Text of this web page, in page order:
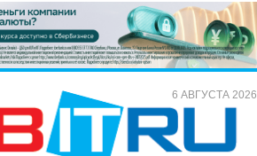
6 АВГУСТА 2026